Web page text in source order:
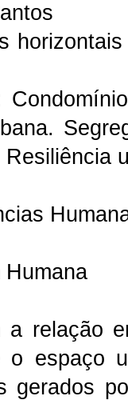
a relação
o espaço
gerados